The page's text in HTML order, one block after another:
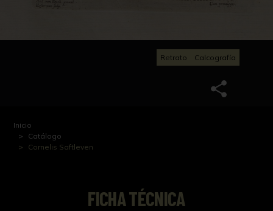
Retrato Calcografía
Inicio
Catálogo
Cornelis Saftleven
FICHA TÉCNICA